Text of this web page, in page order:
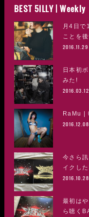
BEST 5ILLY | Weekly
月4日で
ことを
日本初
みた!
RaMu |
今さら
イクし
最初は
ら聴く